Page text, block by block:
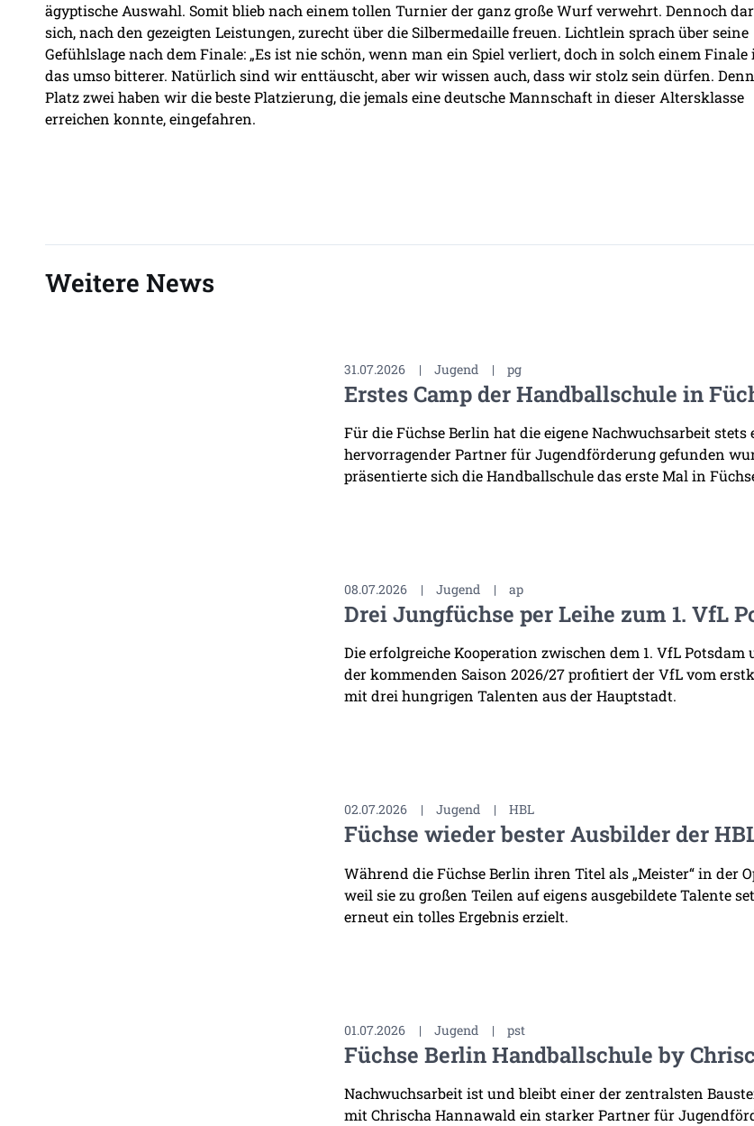
ägyptische Auswahl. Somit blieb nach einem tollen Turnier der ganz große Wurf verwehrt. Dennoch
sich, nach den gezeigten Leistungen, zurecht über die Silbermedaille freuen. Lichtlein sprach über seine
Gefühlslage nach dem Finale: „Es ist nie schön, wenn man ein Spiel verliert, doch in solch einem Finale
das umso bitterer. Natürlich sind wir enttäuscht, aber wir wissen auch, dass wir stolz sein dürfen.
Platz zwei haben wir die beste Platzierung, die jemals eine deutsche Mannschaft in dieser Altersklasse
erreichen konnte, eingefahren.
Weitere News
31.07.2026 | Jugend | pg
Erstes Camp der Handballschule in
Für die Füchse Berlin hat die eigene Nachwuchsarbeit
hervorragender Partner für Jugendförderung gefunden
präsentierte sich die Handballschule das erste Mal in
08.07.2026 | Jugend | ap
Drei Jungfüchse per Leihe zum 1. VfL
Die erfolgreiche Kooperation zwischen dem 1. VfL
der kommenden Saison 2026/27 profitiert der VfL vom
mit drei hungrigen Talenten aus der Hauptstadt.
02.07.2026 | Jugend | HBL
Füchse wieder bester Ausbilder der
Während die Füchse Berlin ihren Titel als „Meister“ in der
weil sie zu großen Teilen auf eigens ausgebildete Talente
erneut ein tolles Ergebnis erzielt.
01.07.2026 | Jugend | pst
Füchse Berlin Handballschule by
Nachwuchsarbeit ist und bleibt einer der zentralsten
mit Chrischa Hannawald ein starker Partner für